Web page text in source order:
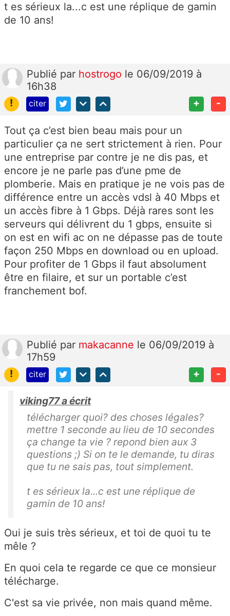
t es sérieux la...c est une réplique de gamin
de 10 ans!
Publié par hostrogo le 06/09/2019 à
16h38
!
citer + -
Tout ça c’est bien beau mais pour un
particulier ça ne sert strictement à rien. Pour
une entreprise par contre je ne dis pas, et
encore je ne parle pas d’une pme de
plomberie. Mais en pratique je ne vois pas de
différence entre un accès vdsl à 40 Mbps et
un accès fibre à 1 Gbps. Déjà rares sont les
serveurs qui délivrent du 1 gbps, ensuite si
on est en wifi ac on ne dépasse pas de toute
façon 250 Mbps en download ou en upload.
Pour profiter de 1 Gbps il faut absolument
être en filaire, et sur un portable c’est
franchement bof.
Publié par makacanne le 06/09/2019 à
17h59
!
citer + -
viking77 a écrit
télécharger quoi? des choses légales?
mettre 1 seconde au lieu de 10 secondes
ça change ta vie ? repond bien aux 3
questions ;) Si on te le demande, tu diras
que tu ne sais pas, tout simplement.
t es sérieux la...c est une réplique de
gamin de 10 ans!
Oui je suis très sérieux, et toi de quoi tu te
mêle ?
En quoi cela te regarde ce que ce monsieur
télécharge.
C'est sa vie privée, non mais quand même.